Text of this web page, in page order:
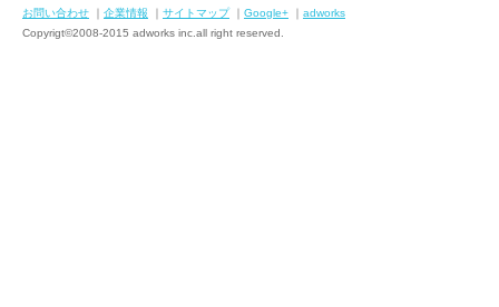
お問い合わせ ｜ 企業情報 ｜ サイトマップ｜ Google+ ｜ adworks
Copyrigt©2008-2015 adworks inc.all right reserved.